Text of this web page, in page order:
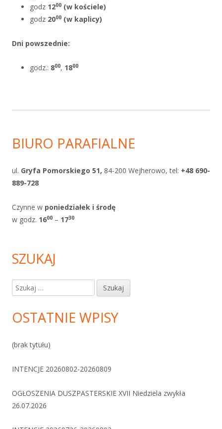
godz 1200 (w kościele)
godz 2000 (w kaplicy)
Dni powszednie:
godz.: 800, 1800
BIURO PARAFIALNE
ul. Gryfa Pomorskiego 51, 84-200 Wejherowo, tel: +48 690-
889-728
Czynne w poniedziałek i środę
w godz. 1600 – 1730
SZUKAJ
Szukaj:
OSTATNIE WPISY
(brak tytułu)
INTENCJE 20260802-20260809
OGŁOSZENIA DUSZPASTERSKIE XVII Niedziela zwykła
26.07.2026